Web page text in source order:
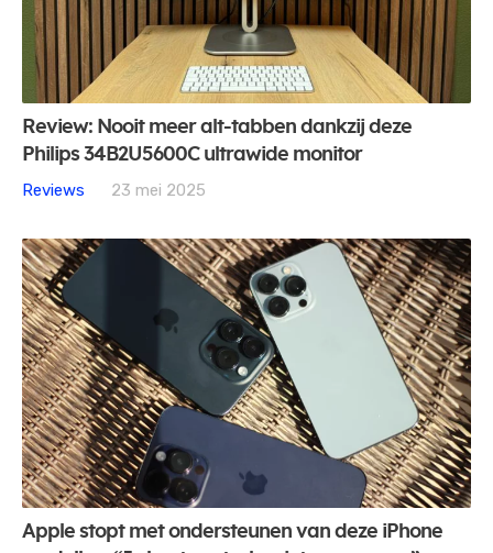
Review: Nooit meer alt-tabben dankzij deze
Philips 34B2U5600C ultrawide monitor
Reviews
23 mei 2025
Apple stopt met ondersteunen van deze iPhone